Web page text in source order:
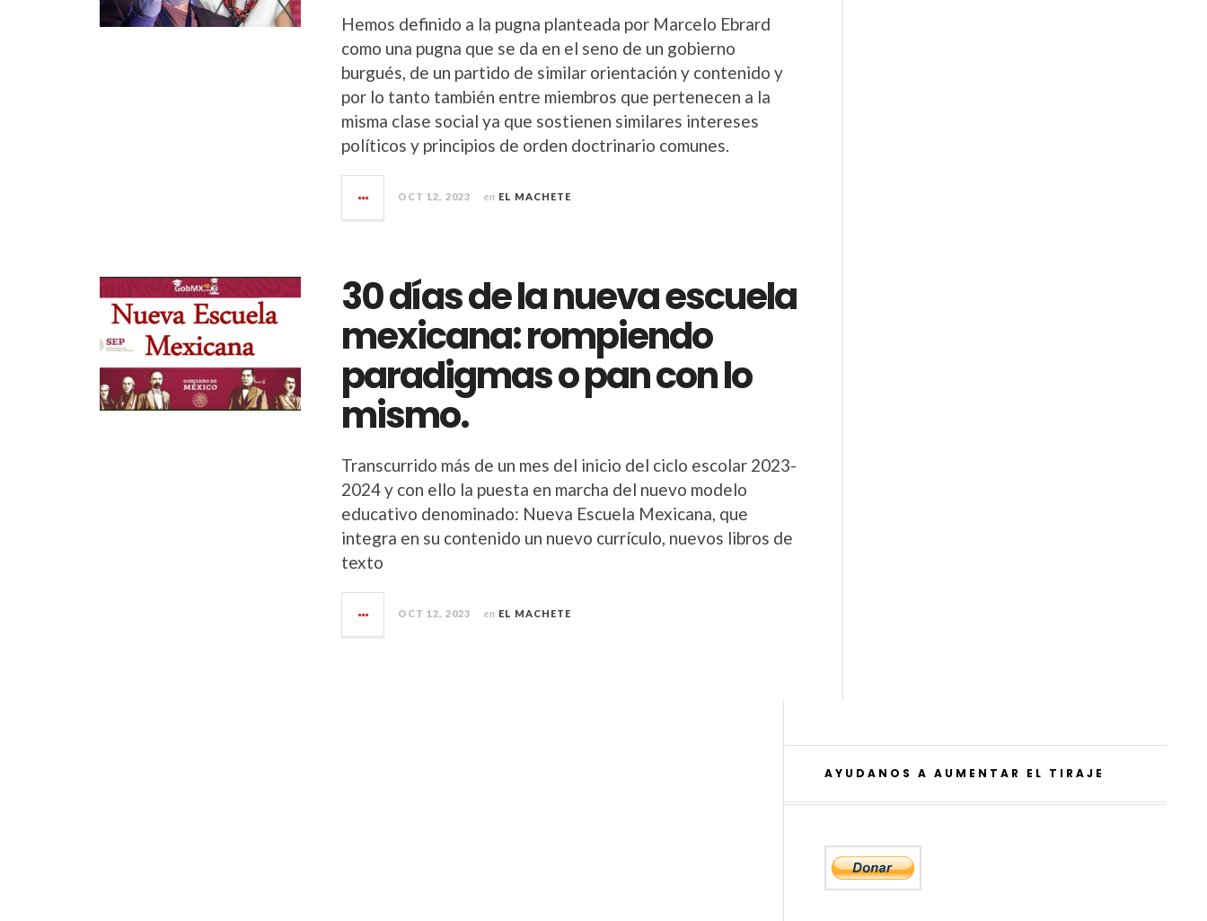
Hemos definido a la pugna planteada por Marcelo Ebrard
como una pugna que se da en el seno de un gobierno
burgués, de un partido de similar orientación y contenido y
por lo tanto también entre miembros que pertenecen a la
misma clase social ya que sostienen similares intereses
políticos y principios de orden doctrinario comunes.
OCT 12, 2023 en EL MACHETE
30 días de la nueva escuela
mexicana: rompiendo
paradigmas o pan con lo
mismo.
Transcurrido más de un mes del inicio del ciclo escolar 2023-
2024 y con ello la puesta en marcha del nuevo modelo
educativo denominado: Nueva Escuela Mexicana, que
integra en su contenido un nuevo currículo, nuevos libros de
texto
OCT 12, 2023 en EL MACHETE
AYUDANOS A AUMENTAR EL TIRAJE